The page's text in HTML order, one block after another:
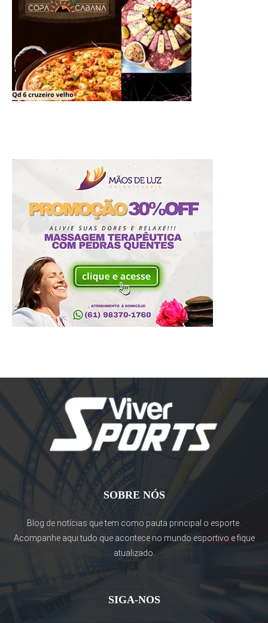
SOBRE NÓS
Blog de notícias que tem como pauta principal o esporte.
Acompanhe aqui tudo que acontece no mundo esportivo e fique
atualizado.
SIGA-NOS